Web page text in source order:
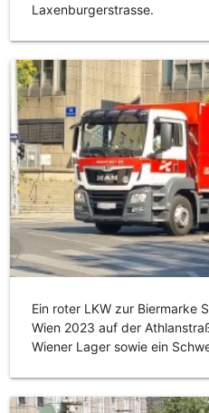
Laxenburgerstrasse.
Ein roter LKW zur Biermarke
Wien 2023 auf der
Wiener Lager sowie ein